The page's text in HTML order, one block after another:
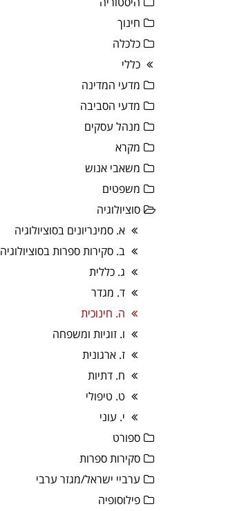
חינוך
כלכלה
כללי
מדעי המדינה
מדעי הסביבה
מנהל עסקים
מקרא
משאבי אנוש
משפטים
סוציולוגיה
א. סמינריונים בסוציולוגיה
ב. סקירות ספרות בסוציולוגיה
ג. כללית
ד. מגדר
ה. חינוכית
ו. זוגיות ומשפחה
ז. ארגונית
ח. דתיות
ט. טיפולי
י. עוני
ספורט
סקירות ספרות
ערביי ישראל/מגזר ערבי
פילוסופיה